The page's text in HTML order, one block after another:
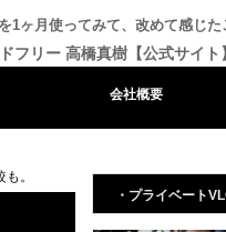
1ヶ月使ってみて、改めて感じた
フリー 高橋真樹【公式サイト
会社概要
。
・プライベート